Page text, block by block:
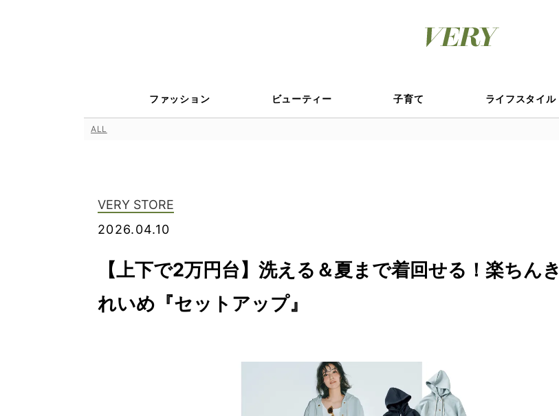
ファッション ビューティー 子育て ライフスタイル
ALL
VERY STORE
2026.04.10
【上下で2万円台】洗える＆夏まで着回せる！楽ちんき
れいめ『セットアップ』